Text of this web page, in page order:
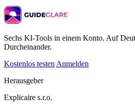
Sechs KI-Tools in einem Konto. Auf
Durcheinander.
Kostenlos testen Anmelden
Herausgeber
Explicaire s.r.o.